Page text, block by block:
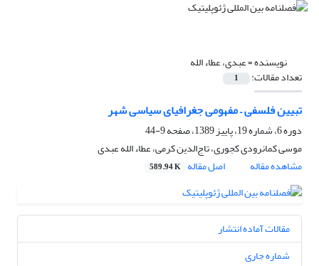
نویسنده =عبدی، عطاء الله
تعداد مقالات: 1
تبیین فلسفی – مفهومی جغرافیای سیاسی شهر
دوره 6، شماره 19، پاییز 1389، صفحه
9-44
موسی کمانرودی کجوری، تاج‌الدین کرمی، عطاء الله عبدی
مشاهده مقاله
اصل مقاله 589.94 K
مقالات آماده انتشار
شماره جاری